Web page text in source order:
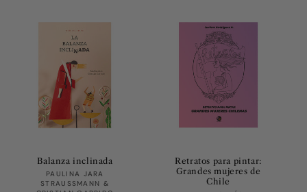
Balanza inclinada
Proveedor:
PAULINA JARA
STRAUSSMANN &
Retratos para pintar:
Grandes mujeres de
Chile